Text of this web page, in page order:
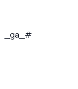
_ga_#